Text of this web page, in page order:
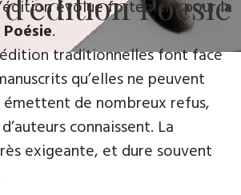
évolue fortement ​pour la
Poésie.
traditionnelles font face
qu’elles ne peuvent
de nombreux refus,
connaissent. La
exigeante, et dure souvent